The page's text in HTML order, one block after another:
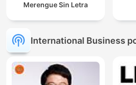
Merengue Sin Letra
International Business